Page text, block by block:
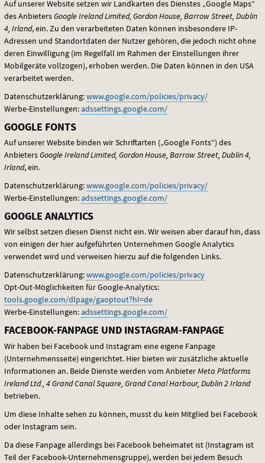
Auf unserer Website setzen wir Landkarten des Dienstes „Google Maps“
des AnbietersGoogle Ireland Limited, Gordon House, Barrow Street, Dublin
4, Irland, ein. Zu den verarbeiteten Daten können insbesondere IP-
Adressen und Standortdaten der Nutzer gehören, die jedoch nicht ohne
deren Einwilligung (im Regelfall im Rahmen der Einstellungen ihrer
Mobilgeräte vollzogen), erhoben werden. Die Daten können in den USA
verarbeitet werden.
Datenschutzerklärung:www.google.com/policies/privacy/
Werbe-Einstellungen:adssettings.google.com/
GOOGLE FONTS
Auf unserer Website binden wir Schriftarten („Google Fonts“) des
AnbietersGoogle Ireland Limited, Gordon House, Barrow Street, Dublin 4,
Irland, ein.
Datenschutzerklärung:www.google.com/policies/privacy/
Werbe-Einstellungen:adssettings.google.com/
GOOGLE ANALYTICS
Wir selbst setzen diesen Dienst nicht ein. Wir weisen aber darauf hin, dass
von einigen der hier aufgeführten Unternehmen Google Analytics
verwendet wird und verweisen hierzu auf die folgenden Links.
Datenschutzerklärung:www.google.com/policies/privacy
Opt-Out-Möglichkeiten für Google-Analytics:
tools.google.com/dlpage/gaoptout?hl=de
Werbe-Einstellungen:adssettings.google.com/
FACEBOOK-FANPAGE UND INSTAGRAM-FANPAGE
Wir haben bei Facebook und Instagram eine eigene Fanpage
(Unternehmensseite) eingerichtet. Hier bieten wir zusätzliche aktuelle
Informationen an. Beide Dienste werden vom AnbieterMeta Platforms
Ireland Ltd., 4 Grand Canal Square, Grand Canal Harbour, Dublin 2 Irland
betrieben.
Um diese Inhalte sehen zu können, musst du kein Mitglied bei Facebook
oder Instagram sein.
Da diese Fanpage allerdings bei Facebook beheimatet ist (Instagram ist
Teil der Facebook-Unternehmensgruppe), werden bei jedem Besuch